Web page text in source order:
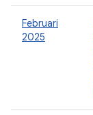
Februari
2025